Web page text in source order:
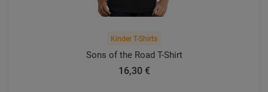
Kinder T-Shirts
Sons of the Road T-Shirt
16,30 €